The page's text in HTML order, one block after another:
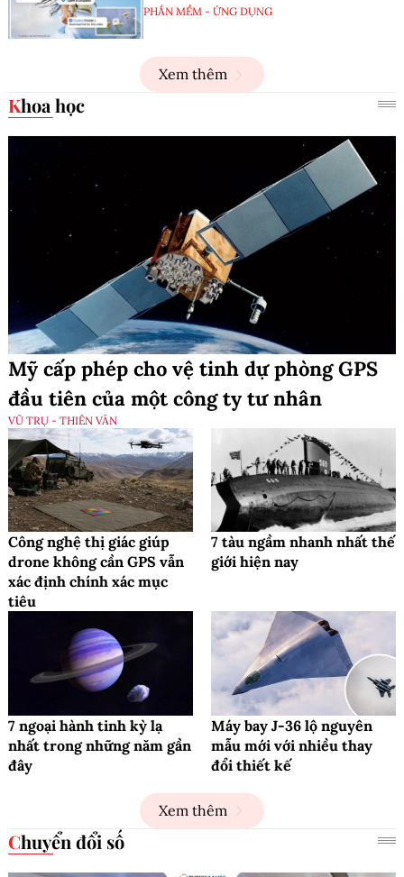
PHẦN MỀM - ỨNG DỤNG
Xem thêm
Khoa học
Mỹ cấp phép cho vệ tinh dự phòng GPS
đầu tiên của một công ty tư nhân
VŨ TRỤ - THIÊN VĂN
Công nghệ thị giác giúp
drone không cần GPS vẫn
xác định chính xác mục
tiêu
7 tàu ngầm nhanh nhất thế
giới hiện nay
7 ngoại hành tinh kỳ lạ
nhất trong những năm gần
đây
Máy bay J-36 lộ nguyên
mẫu mới với nhiều thay
đổi thiết kế
Xem thêm
Chuyển đổi số